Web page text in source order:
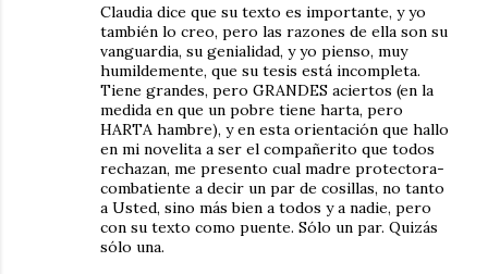
Claudia dice que su texto es importante, y yo
también lo creo, pero las razones de ella son su
vanguardia, su genialidad, y yo pienso, muy
humildemente, que su tesis está incompleta.
Tiene grandes, pero GRANDES aciertos (en la
medida en que un pobre tiene harta, pero
HARTA hambre), y en esta orientación que hallo
en mi novelita a ser el compañerito que todos
rechazan, me presento cual madre protectora-
combatiente a decir un par de cosillas, no tanto
a Usted, sino más bien a todos y a nadie, pero
con su texto como puente. Sólo un par. Quizás
sólo una.